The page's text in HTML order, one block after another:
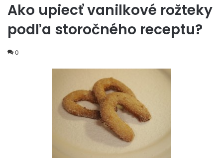
Ako upiecť vanilkové rožteky
podľa storočného receptu?
0